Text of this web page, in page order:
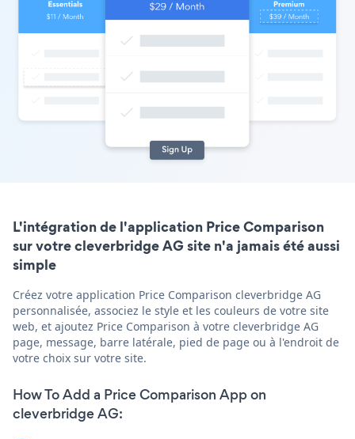
L'intégration de l'application Price Comparison
sur votre cleverbridge AG site n'a jamais été aussi
simple
Créez votre application Price Comparison cleverbridge AG
personnalisée, associez le style et les couleurs de votre site
web, et ajoutez Price Comparison à votre cleverbridge AG
page, message, barre latérale, pied de page ou à l'endroit de
votre choix sur votre site.
How To Add a Price Comparison App on
cleverbridge AG: